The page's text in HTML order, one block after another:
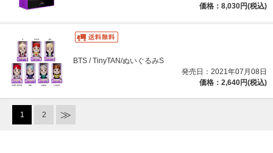
価格：8,030円(税込)
BTS / TinyTAN/ぬいぐるみS
発売日：2021年07月08日
価格：2,640円(税込)
1 2